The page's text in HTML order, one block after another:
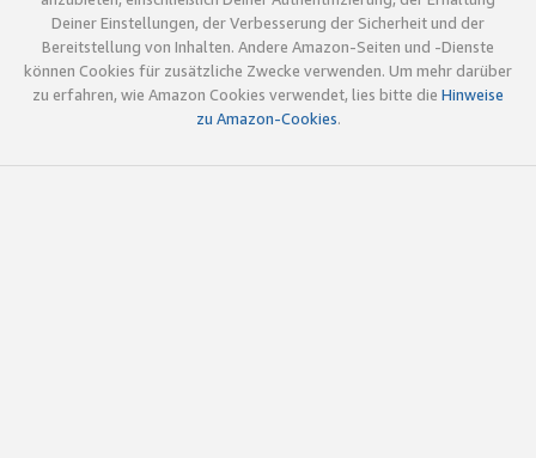
Deiner Einstellungen, der Verbesserung der Sicherheit und der
Bereitstellung von Inhalten. Andere Amazon-Seiten und -Dienste
können Cookies für zusätzliche Zwecke verwenden. Um mehr darüber
zu erfahren, wie Amazon Cookies verwendet, lies bitte die Hinweise
zu Amazon-Cookies.